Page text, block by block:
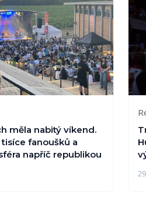
měla nabitý víkend.
fanoušků a
napříč republikou